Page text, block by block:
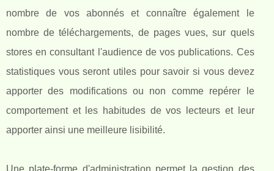
nombre de vos abonnés et connaître également le
nombre de téléchargements, de pages vues, sur quels
stores en consultant l'audience de vos publications. Ces
statistiques vous seront utiles pour savoir si vous devez
apporter des modifications ou non comme repérer le
comportement et les habitudes de vos lecteurs et leur
apporter ainsi une meilleure lisibilité.